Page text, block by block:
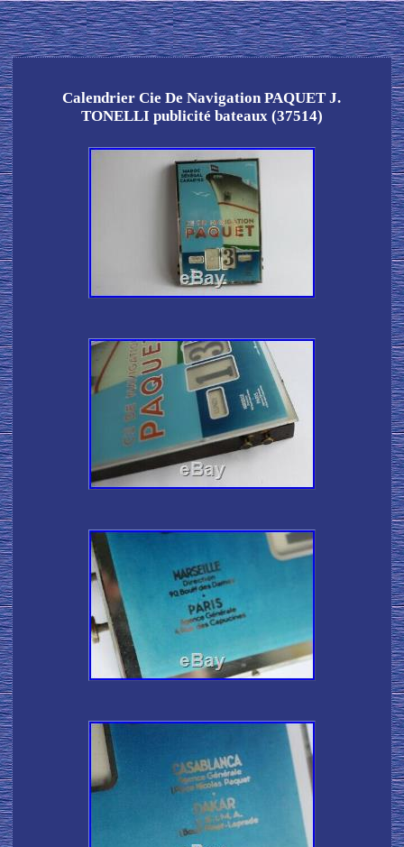
Calendrier Cie De Navigation PAQUET J.
TONELLI publicité bateaux (37514)